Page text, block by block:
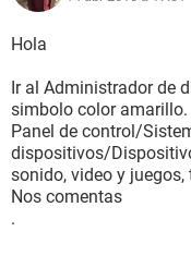
Hola
Ir al Administrador de
simbolo color amarillo.
Panel de control/
dispositivos/
sonido, video y
Nos comentas
.